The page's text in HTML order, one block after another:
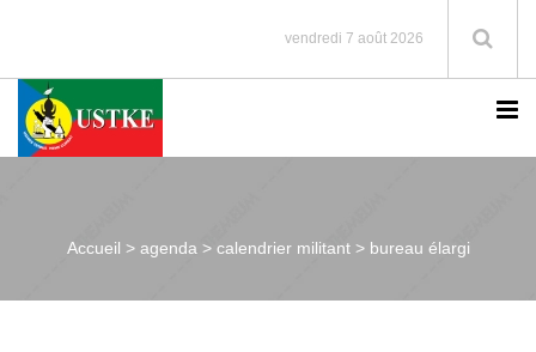
vendredi 7 août 2026
Accueil >agenda > calendrier militant > bureau élargi